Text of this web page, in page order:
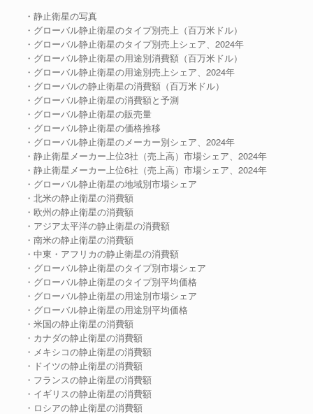
・静止衛星の写真
・グローバル静止衛星のタイプ別売上（百万米ドル）
・グローバル静止衛星のタイプ別売上シェア、2024年
・グローバル静止衛星の用途別消費額（百万米ドル）
・グローバル静止衛星の用途別売上シェア、2024年
・グローバルの静止衛星の消費額（百万米ドル）
・グローバル静止衛星の消費額と予測
・グローバル静止衛星の販売量
・グローバル静止衛星の価格推移
・グローバル静止衛星のメーカー別シェア、2024年
・静止衛星メーカー上位3社（売上高）市場シェア、2024年
・静止衛星メーカー上位6社（売上高）市場シェア、2024年
・グローバル静止衛星の地域別市場シェア
・北米の静止衛星の消費額
・欧州の静止衛星の消費額
・アジア太平洋の静止衛星の消費額
・南米の静止衛星の消費額
・中東・アフリカの静止衛星の消費額
・グローバル静止衛星のタイプ別市場シェア
・グローバル静止衛星のタイプ別平均価格
・グローバル静止衛星の用途別市場シェア
・グローバル静止衛星の用途別平均価格
・米国の静止衛星の消費額
・カナダの静止衛星の消費額
・メキシコの静止衛星の消費額
・ドイツの静止衛星の消費額
・フランスの静止衛星の消費額
・イギリスの静止衛星の消費額
・ロシアの静止衛星の消費額